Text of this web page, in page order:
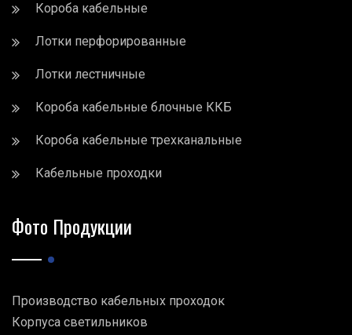
Короба кабельные
Лотки перфорированные
Лотки лестничные
Короба кабельные блочные ККБ
Короба кабельные трехканальные
Кабельные проходки
Фото Продукции
Производство кабельных проходок
Корпуса светильников